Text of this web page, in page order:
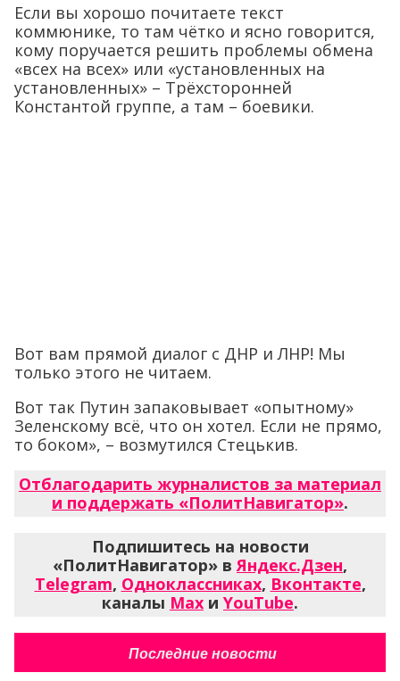
Если вы хорошо почитаете текст
коммюнике, то там чётко и ясно говорится,
кому поручается решить проблемы обмена
«всех на всех» или «установленных на
установленных» – Трёхсторонней
Константой группе, а там – боевики.
Вот вам прямой диалог с ДНР и ЛНР! Мы
только этого не читаем.
Вот так Путин запаковывает «опытному»
Зеленскому всё, что он хотел. Если не прямо,
то боком», – возмутился Стецькив.
Отблагодарить журналистов за материал
и поддержать «ПолитНавигатор».
Подпишитесь на новости
«ПолитНавигатор» вЯндекс.Дзен,
Telegram, Одноклассниках, Вконтакте,
каналы Max и YouTube.
Последние новости